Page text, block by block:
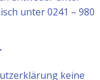
unter 0241 – 980
keine